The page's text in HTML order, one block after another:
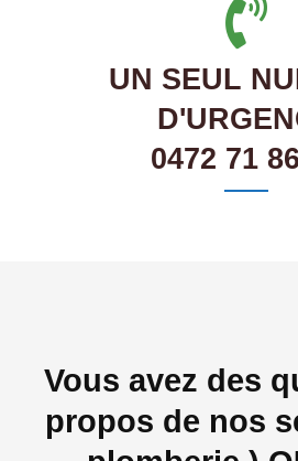
UN SEUL
0472 71
Vous avez des
propos de nos